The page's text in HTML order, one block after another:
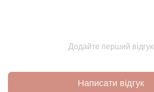
Додайте перший відгук
Написати відгук